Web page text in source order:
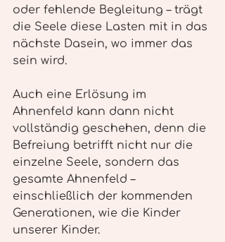
oder fehlende Begleitung – trägt
die Seele diese Lasten mit in das
nächste Dasein, wo immer das
sein wird.
Auch eine Erlösung im
Ahnenfeld kann dann nicht
vollständig geschehen, denn die
Befreiung betrifft nicht nur die
einzelne Seele, sondern das
gesamte Ahnenfeld –
einschließlich der kommenden
Generationen, wie die Kinder
unserer Kinder.